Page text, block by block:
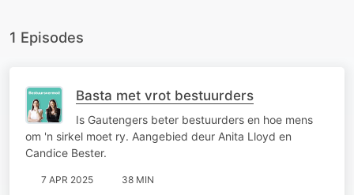
1 Episodes
Basta met vrot bestuurders
Is Gautengers beter bestuurders en hoe mens
om 'n sirkel moet ry. Aangebied deur Anita Lloyd en
Candice Bester.
7 APR 2025 38 MIN